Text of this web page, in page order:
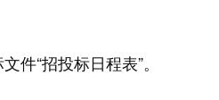
“招投标日程表”。